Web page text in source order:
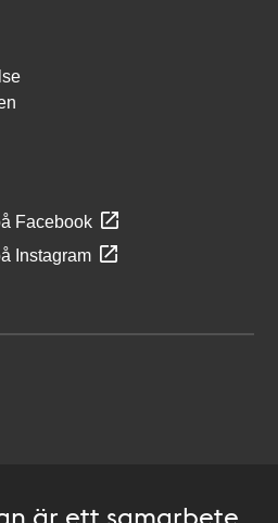
Facebook
Instagram
är ett samarbete